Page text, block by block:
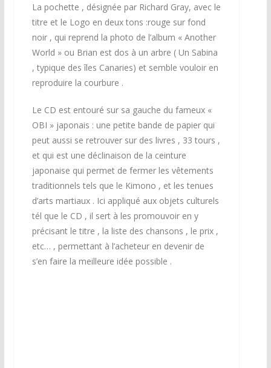
La pochette , désignée par Richard Gray, avec le
titre et le Logo en deux tons :rouge sur fond
noir , qui reprend la photo de l’album « Another
World » ou Brian est dos à un arbre ( Un Sabina
, typique des îles Canaries) et semble vouloir en
reproduire la courbure .
Le CD est entouré sur sa gauche du fameux «
OBI » japonais : une petite bande de papier qui
peut aussi se retrouver sur des livres , 33 tours ,
et qui est une déclinaison de la ceinture
japonaise qui permet de fermer les vêtements
traditionnels tels que le Kimono , et les tenues
d’arts martiaux . Ici appliqué aux objets culturels
tél que le CD , il sert à les promouvoir en y
précisant le titre , la liste des chansons , le prix ,
etc… , permettant à l’acheteur en devenir de
s’en faire la meilleure idée possible .